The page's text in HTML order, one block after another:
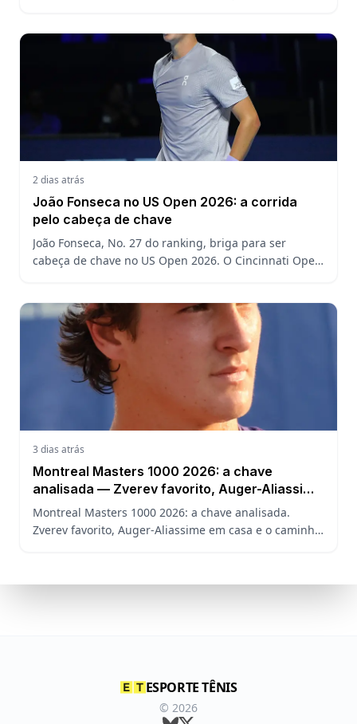
2 dias atrás
João Fonseca no US Open 2026: a corrida
pelo cabeça de chave
João Fonseca, No. 27 do ranking, briga para ser
cabeça de chave no US Open 2026. O Cincinnati Open
3 dias atrás
Montreal Masters 1000 2026: a chave
analisada — Zverev favorito, Auger-Aliassime
em casa e o caminho de João Fonseca
Montreal Masters 1000 2026: a chave analisada.
Zverev favorito, Auger-Aliassime em casa e o caminho
ESPORTE TÊNIS
© 2026